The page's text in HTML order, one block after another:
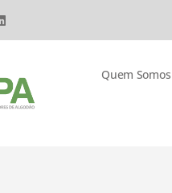
Quem Somos